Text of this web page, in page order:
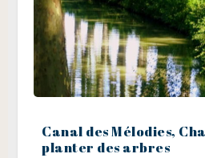
Canal des Mélodies,
planter des arbres